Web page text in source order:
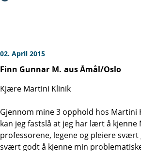
02. April 2015
Finn Gunnar M. aus Åmål/Oslo
Kjære Martini Klinik
Gjennom mine 3 opphold hos Martini
kan jeg fastslå at jeg har lært å kjenne
professorene, legene og pleiere
svært godt å kjenne min